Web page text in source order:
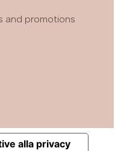
and promotions
alla privacy